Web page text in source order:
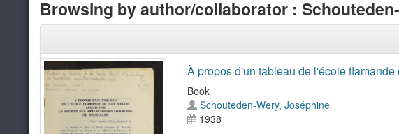
Browsing by author/collaborator :
À propos d'un tableau de l'école
Book
Schouteden-Wery, Joséphine
1938